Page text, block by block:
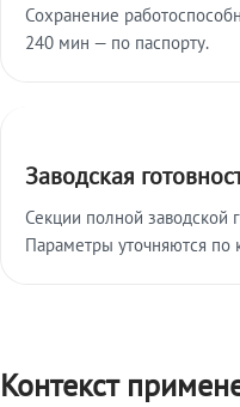
Сохранение
240 мин — по паспорту.
Заводская
Секции полной заводской
Параметры уточняются по
Контекст